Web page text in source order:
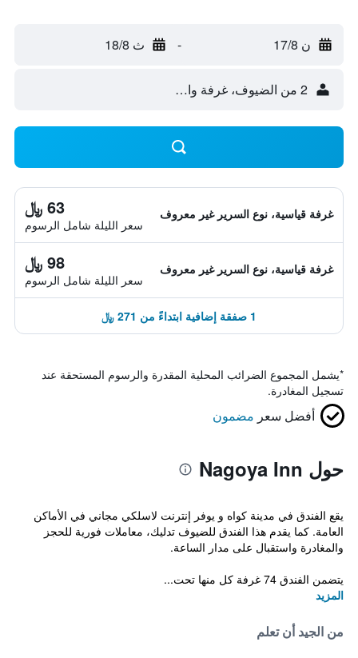
ن 17/8 - ث 18/8
2 من الضيوف، غرفة واحدة
غرفة قياسية، نوع السرير غير معروف 63 ﷼
سعر الليلة شامل الرسوم
غرفة قياسية، نوع السرير غير معروف 98 ﷼
سعر الليلة شامل الرسوم
1 صفقة إضافية ابتداءً من 271 ﷼
*يشمل المجموع الضرائب المحلية المقدرة والرسوم المستحقة عند
تسجيل المغادرة.
أفضل سعر مضمون
حول Nagoya Inn
يقع الفندق في مدينة كواه و يوفر إنترنت لاسلكي مجاني في الأماكن
العامة. كما يقدم هذا الفندق للضيوف تدليك، معاملات فورية للحجز
والمغادرة واستقبال على مدار الساعة.
يتضمن الفندق 74 غرفة كل منها تحت...
المزيد
من الجيد أن تعلم